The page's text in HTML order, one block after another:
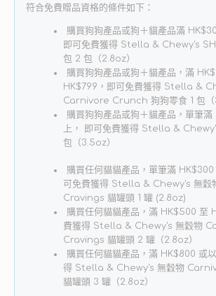
系
系
列
-
低
温
烘
焙
散
養
雞
配
方
貓
乾
糧
數
符合免費贈品資格的條件如下：
購買狗狗產品或狗＋貓產品滿
即可免費獲得 Stella & Chewy's
包 2 包（2.8oz）
購買狗狗產品或狗＋貓產品，滿
HK$799，即可免費獲得 Stella &
Carnivore Crunch 狗狗零食 1 包（
購買狗狗產品或狗＋貓產品，單筆
上， 即可免費獲得 Stella &
包（3.5oz）
購買任何貓貓產品，單筆滿
可免費獲得 Stella & Chewy's 無
Cravings 貓罐頭 1 罐 (2.8oz)
購買任何貓貓產品，滿 HK$500 至
費獲得 Stella & Chewy's 無穀物
Cravings 貓罐頭 2 罐（2.8oz）
購買任何貓貓產品，滿 HK$800 或
得 Stella & Chewy's 無穀物
貓罐頭 3 罐（2.8oz）